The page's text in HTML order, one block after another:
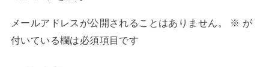
メールアドレスが公開されることはありません。 ※ が
付いている欄は必須項目です